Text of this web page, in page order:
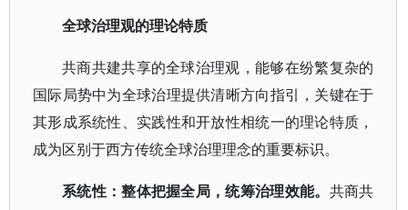
全球治理观的理论特质
共商共建共享的全球治理观，能够在纷繁复杂的
国际局势中为全球治理提供清晰方向指引，关键在于
其形成系统性、实践性和开放性相统一的理论特质，
成为区别于西方传统全球治理理念的重要标识。
系统性：整体把握全局，统筹治理效能。 共商共